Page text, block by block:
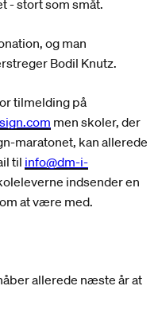
- stort som småt.
og man
Bodil Knutz.
tilmelding på
men skoler, der
maratonet, kan allerede
til info@dm-i-
indsender en
at være med.
allerede næste år at